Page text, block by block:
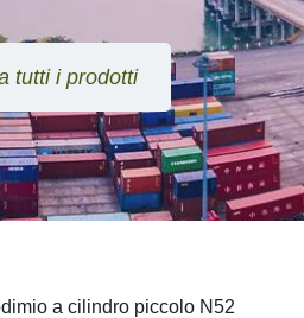
tutti i prodotti
a cilindro piccolo N52